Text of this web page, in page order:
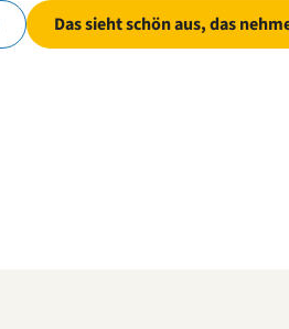
Das sieht schön aus, das